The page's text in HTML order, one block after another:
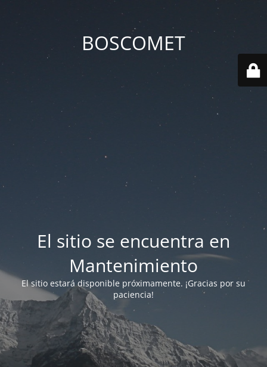
BOSCOMET
El sitio se encuentra en
Mantenimiento
El sitio estará disponible próximamente. ¡Gracias por su
paciencia!